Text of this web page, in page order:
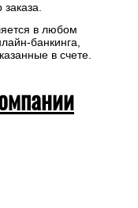
в любом
банкинга,
в счете.